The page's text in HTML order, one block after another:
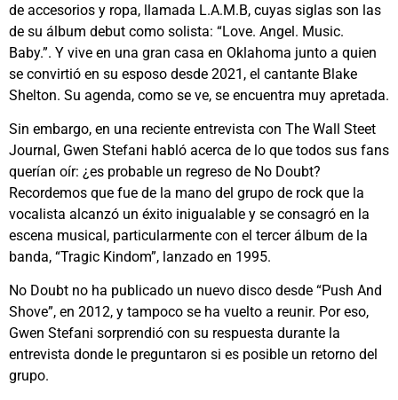
de accesorios y ropa, llamada L.A.M.B, cuyas siglas son las
de su álbum debut como solista: “Love. Angel. Music.
Baby.”. Y vive en una gran casa en Oklahoma junto a quien
se convirtió en su esposo desde 2021, el cantante Blake
Shelton. Su agenda, como se ve, se encuentra muy apretada.
Sin embargo, en una reciente entrevista con The Wall Steet
Journal, Gwen Stefani habló acerca de lo que todos sus fans
querían oír: ¿es probable un regreso de No Doubt?
Recordemos que fue de la mano del grupo de rock que la
vocalista alcanzó un éxito inigualable y se consagró en la
escena musical, particularmente con el tercer álbum de la
banda, “Tragic Kindom”, lanzado en 1995.
No Doubt no ha publicado un nuevo disco desde “Push And
Shove”, en 2012, y tampoco se ha vuelto a reunir. Por eso,
Gwen Stefani sorprendió con su respuesta durante la
entrevista donde le preguntaron si es posible un retorno del
grupo.